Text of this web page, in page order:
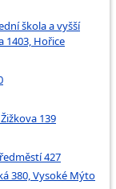
škola a vyšší
1403, Hořice
139
427
380, Vysoké Mýto